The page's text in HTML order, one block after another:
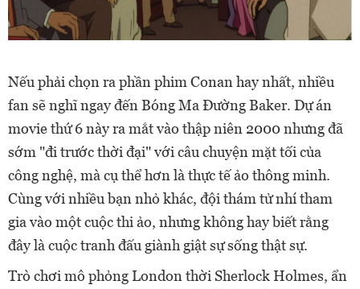
Nếu phải chọn ra phần phim Conan hay nhất, nhiều
fan sẽ nghĩ ngay đến Bóng Ma Đường Baker. Dự án
movie thứ 6 này ra mắt vào thập niên 2000 nhưng đã
sớm "đi trước thời đại" với câu chuyện mặt tối của
công nghệ, mà cụ thể hơn là thực tế ảo thông minh.
Cùng với nhiều bạn nhỏ khác, đội thám tử nhí tham
gia vào một cuộc thi ảo, nhưng không hay biết rằng
đây là cuộc tranh đấu giành giật sự sống thật sự.
Trò chơi mô phỏng London thời Sherlock Holmes, ẩn